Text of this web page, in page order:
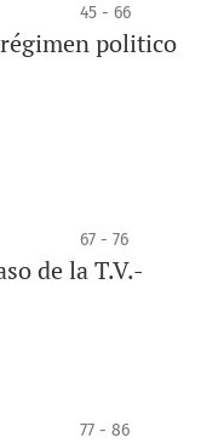
45 - 66
politico
67 - 76
de la T.V.-
77 - 86